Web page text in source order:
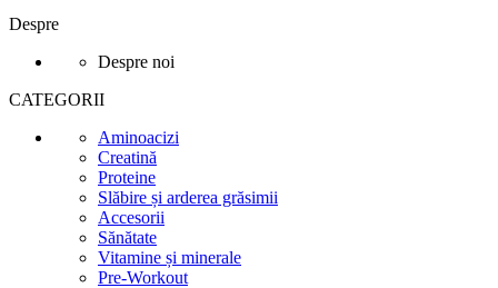
Despre
Despre noi
CATEGORII
Aminoacizi
Creatină
Proteine
Slăbire și arderea grăsimii
Accesorii
Sănătate
Vitamine și minerale
Pre-Workout